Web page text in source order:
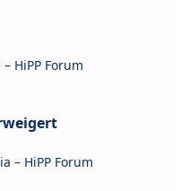
– HiPP Forum
– HiPP Forum